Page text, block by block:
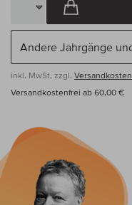
inkl. MwSt, zzgl. Versandkosten
Versandkostenfrei ab 60,00 €